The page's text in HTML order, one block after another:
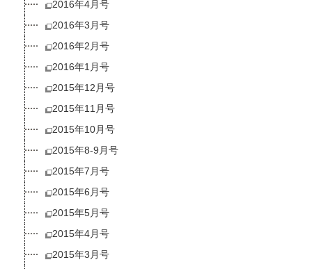
2016年4月号
2016年3月号
2016年2月号
2016年1月号
2015年12月号
2015年11月号
2015年10月号
2015年8-9月号
2015年7月号
2015年6月号
2015年5月号
2015年4月号
2015年3月号